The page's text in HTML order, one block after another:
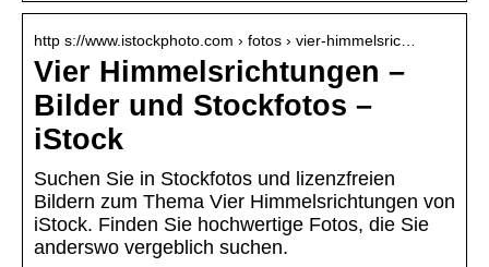
http s://www.istockphoto.com › fotos › vier-himmelsric…
Vier Himmelsrichtungen –
Bilder und Stockfotos –
iStock
Suchen Sie in Stockfotos und lizenzfreien
Bildern zum Thema Vier Himmelsrichtungen von
iStock. Finden Sie hochwertige Fotos, die Sie
anderswo vergeblich suchen.